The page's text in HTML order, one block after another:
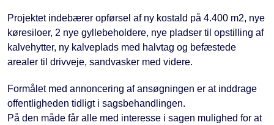
Projektet indebærer opførsel af ny kostald på 4.400 m2, nye
køresiloer, 2 nye gyllebeholdere, nye pladser til opstilling af
kalvehytter, ny kalveplads med halvtag og befæstede
arealer til drivveje, sandvasker med videre.
Formålet med annoncering af ansøgningen er at inddrage
offentligheden tidligt i sagsbehandlingen.
På den måde får alle med interesse i sagen mulighed for at